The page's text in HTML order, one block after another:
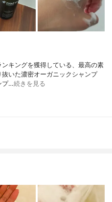
キングを獲得している、最高の素
いた濃密オーガニックシャンプ
プ…続きを見る